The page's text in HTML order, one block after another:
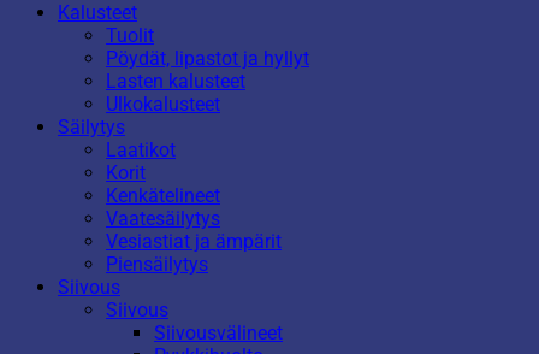
Kalusteet
Tuolit
Pöydät, lipastot ja hyllyt
Lasten kalusteet
Ulkokalusteet
Säilytys
Laatikot
Korit
Kenkätelineet
Vaatesäilytys
Vesiastiat ja ämpärit
Piensäilytys
Siivous
Siivous
Siivousvälineet